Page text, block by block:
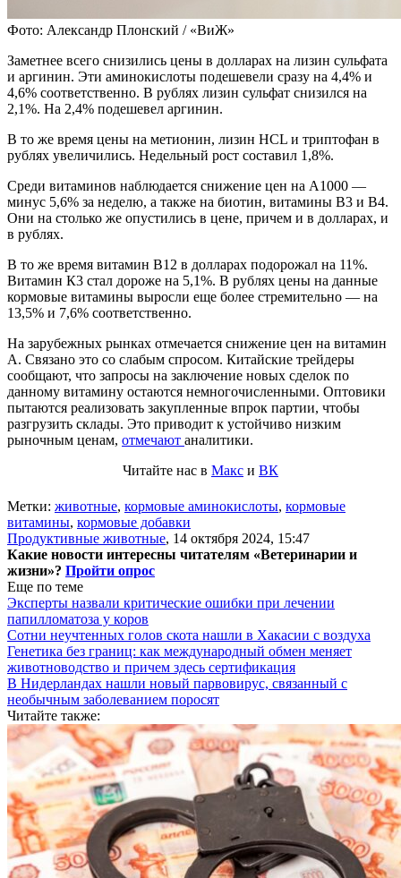
Фото: Александр Плонский / «ВиЖ»
Заметнее всего снизились цены в долларах на лизин сульфата
и аргинин. Эти аминокислоты подешевели сразу на 4,4% и
4,6% соответственно. В рублях лизин сульфат снизился на
2,1%. На 2,4% подешевел аргинин.
В то же время цены на метионин, лизин HCL и триптофан в
рублях увеличились. Недельный рост составил 1,8%.
Среди витаминов наблюдается снижение цен на А1000 —
минус 5,6% за неделю, а также на биотин, витамины В3 и В4.
Они на столько же опустились в цене, причем и в долларах, и
в рублях.
В то же время витамин В12 в долларах подорожал на 11%.
Витамин К3 стал дороже на 5,1%. В рублях цены на данные
кормовые витамины выросли еще более стремительно — на
13,5% и 7,6% соответственно.
На зарубежных рынках отмечается снижение цен на витамин
А. Связано это со слабым спросом. Китайские трейдеры
сообщают, что запросы на заключение новых сделок по
данному витамину остаются немногочисленными. Оптовики
пытаются реализовать закупленные впрок партии, чтобы
разгрузить склады. Это приводит к устойчиво низким
рыночным ценам, отмечают аналитики.
Читайте нас в Макс и ВК
Метки: животные, кормовые аминокислоты, кормовые
витамины, кормовые добавки
Продуктивные животные, 14 октября 2024, 15:47
Какие новости интересны читателям «Ветеринарии и
жизни»? Пройти опрос
Еще по теме
Эксперты назвали критические ошибки при лечении
папилломатоза у коров
Сотни неучтенных голов скота нашли в Хакасии с воздуха
Генетика без границ: как международный обмен меняет
животноводство и причем здесь сертификация
В Нидерландах нашли новый парвовирус, связанный с
необычным заболеванием поросят
Читайте также: